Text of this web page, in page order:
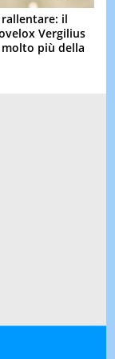
il
Vergilius
più della